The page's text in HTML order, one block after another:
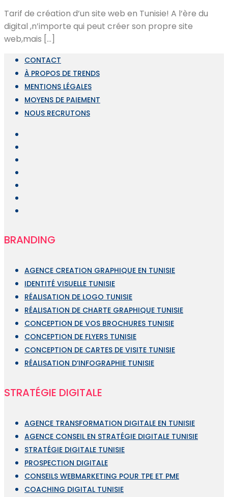
Tarif de création d’un site web en Tunisie! A l’ère du
digital ,n’importe qui peut créer son propre site
web,mais […]
CONTACT
À PROPOS DE TRENDS
MENTIONS LÉGALES
MOYENS DE PAIEMENT
NOUS RECRUTONS
BRANDING
AGENCE CREATION GRAPHIQUE EN TUNISIE
IDENTITÉ VISUELLE TUNISIE
RÉALISATION DE LOGO TUNISIE
RÉALISATION DE CHARTE GRAPHIQUE TUNISIE
CONCEPTION DE VOS BROCHURES TUNISIE
CONCEPTION DE FLYERS TUNISIE
CONCEPTION DE CARTES DE VISITE TUNISIE
RÉALISATION D’INFOGRAPHIE TUNISIE
STRATÉGIE DIGITALE
AGENCE TRANSFORMATION DIGITALE EN TUNISIE
AGENCE CONSEIL EN STRATÉGIE DIGITALE TUNISIE
STRATÉGIE DIGITALE TUNISIE
PROSPECTION DIGITALE
CONSEILS WEBMARKETING POUR TPE ET PME
COACHING DIGITAL TUNISIE